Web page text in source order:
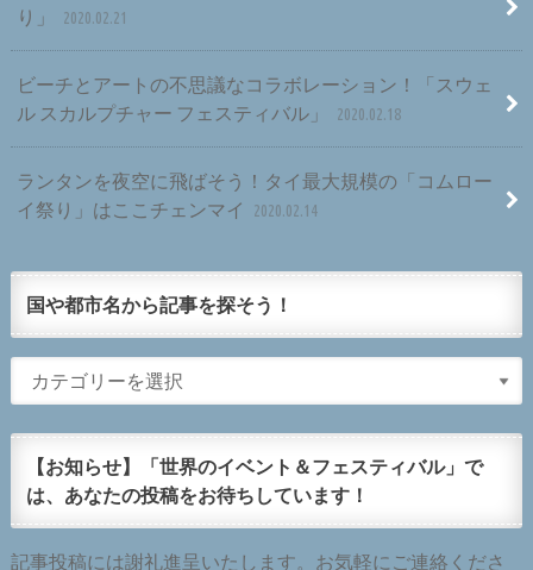
り」
2020.02.21
ビーチとアートの不思議なコラボレーション！「スウェ
ル スカルプチャー フェスティバル」
2020.02.18
ランタンを夜空に飛ばそう！タイ最大規模の「コムロー
イ祭り」はここチェンマイ
2020.02.14
国や都市名から記事を探そう！
【お知らせ】「世界のイベント＆フェスティバル」で
は、あなたの投稿をお待ちしています！
記事投稿には謝礼進呈いたします。お気軽にご連絡くださ